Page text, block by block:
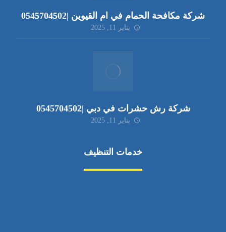
شركة مكافحة الحمام في ام القيوين |0545704502
يناير 11, 2025
شركة رش حشرات في دبي |0545704502
يناير 11, 2025
خدمات التنظيف